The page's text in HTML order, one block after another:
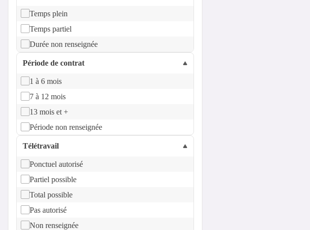
Temps plein
Temps partiel
Durée non renseignée
Période de contrat
1 à 6 mois
7 à 12 mois
13 mois et +
Période non renseignée
Télétravail
Ponctuel autorisé
Partiel possible
Total possible
Pas autorisé
Non renseignée